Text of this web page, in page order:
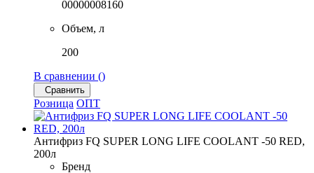
00000008160
Объем, л
200
В сравнении ()
Сравнить
Розница ОПТ
Антифриз FQ SUPER LONG LIFE COOLANT -50 RED,
200л
Бренд